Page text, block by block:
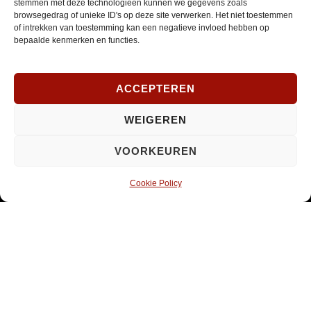
stemmen met deze technologieën kunnen we gegevens zoals
browsegedrag of unieke ID's op deze site verwerken. Het niet toestemmen
of intrekken van toestemming kan een negatieve invloed hebben op
bepaalde kenmerken en functies.
ACCEPTEREN
WEIGEREN
VOORKEUREN
Cookie Policy
*
Verplicht
INSCHRIJVEN